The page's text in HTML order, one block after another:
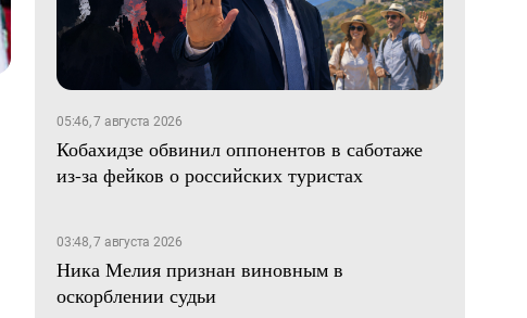
05:46, 7 августа 2026
Кобахидзе обвинил оппонентов в саботаже
из-за фейков о российских туристах
03:48, 7 августа 2026
Ника Мелия признан виновным в
оскорблении судьи